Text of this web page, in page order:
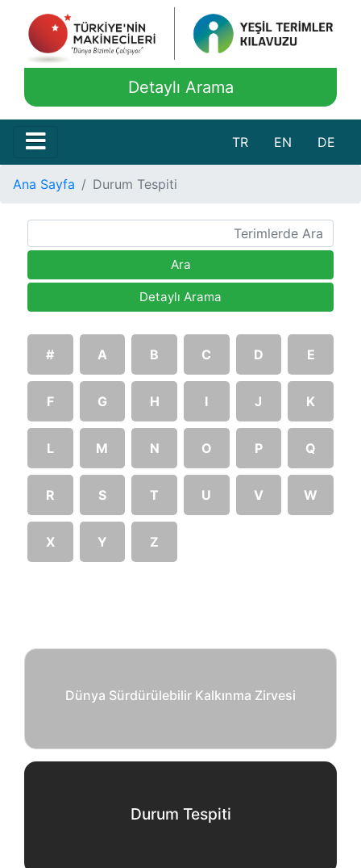
Detaylı Arama
TR EN DE
Ana Sayfa Durum Tespiti
Ara
Detaylı Arama
# A B C D E
F G H I J K
L M N O P Q
R S T U V W
X Y Z
Dünya Sürdürülebilir Kalkınma Zirvesi
Durum Tespiti